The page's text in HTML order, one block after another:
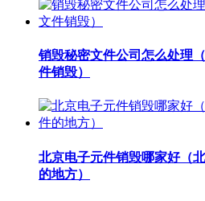
销毁秘密文件公司怎么处理
件销毁）
北京电子元件销毁哪家好（
的地方）